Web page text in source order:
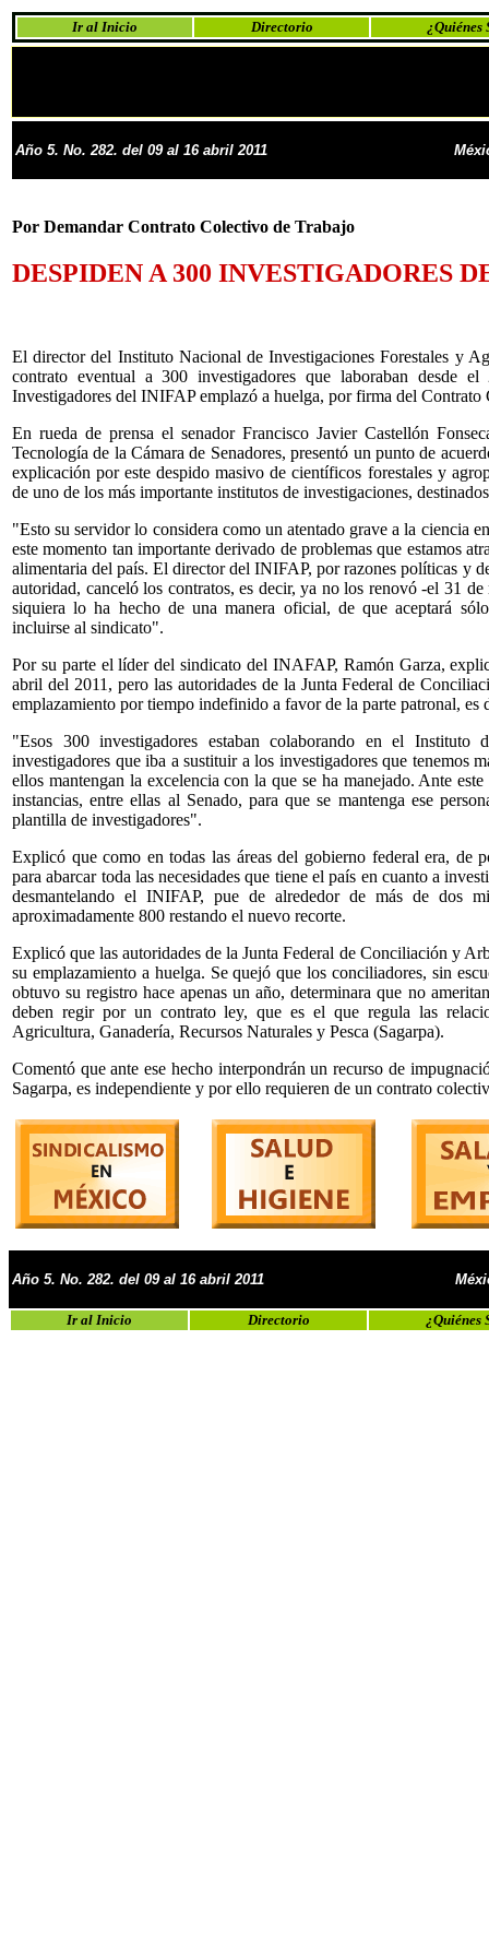
Ir al Inicio Directorio ¿Quiénes
Año 5. No. 282. del 09 al 16 abril 2011
Por Demandar Contrato Colectivo de Trabajo
DESPIDEN A 300 INVESTIGADORES
El director del Instituto Nacional de Investigaciones Forestales y
contrato eventual a 300 investigadores que laboraban desde
Investigadores del INIFAP emplazó a huelga, por firma del Contrato
En rueda de prensa el senador Francisco Javier Castellón
Tecnología de la Cámara de Senadores, presentó un punto de
explicación por este despido masivo de científicos forestales y
de uno de los más importante institutos de investigaciones,
"Esto su servidor lo considera como un atentado grave a la ciencia
este momento tan importante derivado de problemas que estamos
alimentaria del país. El director del INIFAP, por razones políticas y
autoridad, canceló los contratos, es decir, ya no los renovó -el 31
siquiera lo ha hecho de una manera oficial, de que aceptará
incluirse al sindicato".
Por su parte el líder del sindicato del INAFAP, Ramón Garza,
abril del 2011, pero las autoridades de la Junta Federal de
emplazamiento por tiempo indefinido a favor de la parte patronal, es
"Esos 300 investigadores estaban colaborando en el Instituto
investigadores que iba a sustituir a los investigadores que tenemos
ellos mantengan la excelencia con la que se ha manejado. Ante
instancias, entre ellas al Senado, para que se mantenga ese
plantilla de investigadores".
Explicó que como en todas las áreas del gobierno federal era, de
para abarcar toda las necesidades que tiene el país en cuanto a
desmantelando el INIFAP, pue de alrededor de más de dos
aproximadamente 800 restando el nuevo recorte.
Explicó que las autoridades de la Junta Federal de Conciliación y
su emplazamiento a huelga. Se quejó que los conciliadores, sin
obtuvo su registro hace apenas un año, determinara que no
deben regir por un contrato ley, que es el que regula las
Agricultura, Ganadería, Recursos Naturales y Pesca (Sagarpa).
Comentó que ante ese hecho interpondrán un recurso de
Sagarpa, es independiente y por ello requieren de un contrato
Año 5. No. 282. del 09 al 16 abril 2011
Ir al Inicio Directorio ¿Quiénes